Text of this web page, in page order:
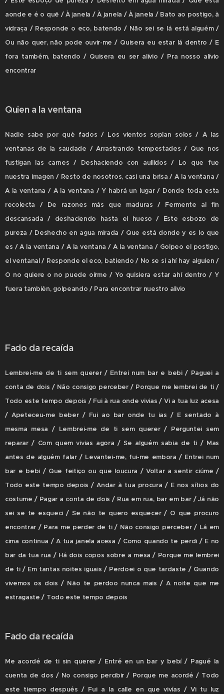
aonde e é o quê / À janela / À janela / À janela / Bato ao postigo, à
vidraça / Responde o eco, batendo / Não sei se lá está alguém /
Ou não quer, não pode ouvir-me / Quisera eu estar lá dentro / E
fora também, batendo / Quisera eu ser alívio / Pra nosso alívio
encontrar
Quien a la ventana
Nadie sabe por qué fados / Los vientos soplan solos / A las
ventanas de la saudade / Arrastrando tempestades / Que nos
fustigan las carnes / Deshaciendo con aullidos / Lo que fue
nuestra imagen / Resto de nosotros, casi una brisa / A la ventana /
A la ventana / A la ventana / Y habrá un lugar / Donde toda esta
recolecta / De razones más que maduras / Fermente al fin
descansada / deshaciendo hasta el hueso / Este esbozo de
pureza / Deshecho en agua mirada / Que está donde y es lo que
es / A la ventana / A la ventana / A la ventana / Golpeo el postigo,
el ventanal / Responde el eco, batiendo / No se si ahí hay alguien /
O no quiere o no puede oírme / Yo quisiera estar ahí dentro / Y
fuera también, golpeando / Para encontrar nuestro alivio
Fado da recaída
Lembrei-me de ti sem querer / Entrei num bar e bebi / Paguei a
conta de dois / Não consigo perceber / Porque me lembrei de ti /
Todo este tempo depois / Fui à rua onde vivias / Vi a tua luz acesa
/ Apeteceu-me beber / Fui ao bar onde tu ias / E sentado à
mesma mesa / Lembrei-me de ti sem querer / Perguntei sem
reparar / Com quem vivias agora / Se alguém sabia de ti / Mas
antes de alguém falar / Levantei-me, fui-me embora / Entrei num
bar e bebi / Que feitiço ou que loucura / Voltar a sentir ciúme /
Todo este tempo depois / Andar à tua procura / E nos sítios do
costume / Pagar a conta de dois / Rua em rua, bar em bar / Já não
sei se te esqueci / Se não te quero esquecer / O que procuro
encontrar / Para me perder de ti / Não consigo perceber / Lá em
cima continua / A tua janela acesa / Como quando te perdi / E no
bar da tua rua / Há dois copos sobre a mesa / Porque me lembrei
de ti / Em tantas noites iguais / Perdoei o que tardaste / Quando
vivemos os dois / Não te perdoo nunca mais / A noite que me
estragaste / Todo este tempo depois
Fado da recaída
Me acordé de ti sin querer / Entré en un bar y bebí / Pagué la
cuenta de dos / No consigo percibir / Porque me acordé / Todo
este tiempo después / Fui a la calle en que vivías / Vi tu luz